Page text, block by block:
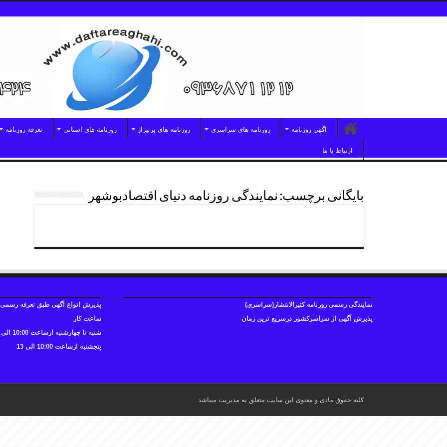
آگهی روزنامه روزنامه های سراسری روزنامه های پرتیراژ روزنامه های استانی تعرفه روزنامه
ارتباط با ما
بایگانی برچسب: نمایندگی روزنامه دنیای اقتصادبوشهر
نمایندگی رسمی روزنامه کثیرالانتشار(سراسری)
پذیرش آگهی از سراسرکشور درسریع ترین زمان
پذیرش انواع آگهی طبق تعرفه رسمی
ساعت کار
شنبه تا چهارشنبه ازساعت 10:00 الی 17
پنجشنبه ازساعت 10:00 الی 13
کلیه حقوق مادی و معنوی این سایت متعلق به مدیریت میباشد